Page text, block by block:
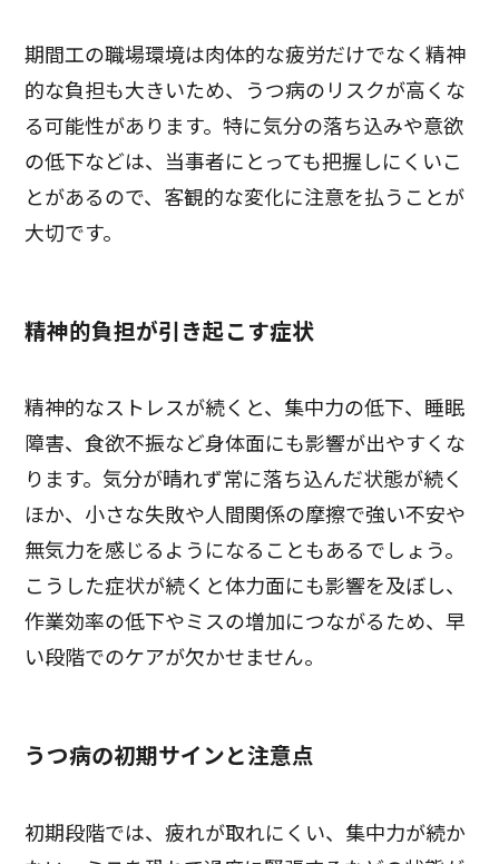
期間工の職場環境は肉体的な疲労だけでなく精神
的な負担も大きいため、うつ病のリスクが高くな
る可能性があります。特に気分の落ち込みや意欲
の低下などは、当事者にとっても把握しにくいこ
とがあるので、客観的な変化に注意を払うことが
大切です。
精神的負担が引き起こす症状
精神的なストレスが続くと、集中力の低下、睡眠
障害、食欲不振など身体面にも影響が出やすくな
ります。気分が晴れず常に落ち込んだ状態が続く
ほか、小さな失敗や人間関係の摩擦で強い不安や
無気力を感じるようになることもあるでしょう。
こうした症状が続くと体力面にも影響を及ぼし、
作業効率の低下やミスの増加につながるため、早
い段階でのケアが欠かせません。
うつ病の初期サインと注意点
初期段階では、疲れが取れにくい、集中力が続か